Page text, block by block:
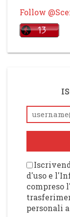
Follow
d'uso e
compreso
personali